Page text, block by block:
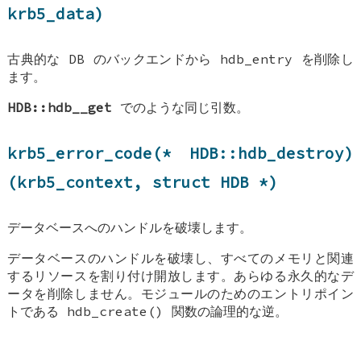
krb5_data)
古典的な DB のバックエンドから hdb_entry を削除し
ます。
HDB::hdb__get でのような同じ引数。
krb5_error_code(* HDB::hdb_destroy)
(krb5_context, struct HDB *)
データベースへのハンドルを破壊します。
データベースのハンドルを破壊し、すべてのメモリと関連
するリソースを割り付け開放します。あらゆる永久的なデ
ータを削除しません。モジュールのためのエントリポイン
トである hdb_create() 関数の論理的な逆。